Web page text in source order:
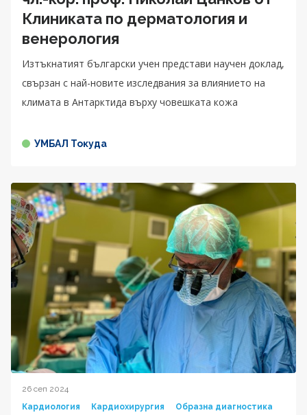
Клиниката по дерматология и
венерология
Изтъкнатият български учен представи научен доклад,
свързан с най-новите изследвания за влиянието на
климата в Антарктида върху човешката кожа
УМБАЛ Токуда
26 сеп 2024
Кардиология
Кардиохирургия Образна диагностика